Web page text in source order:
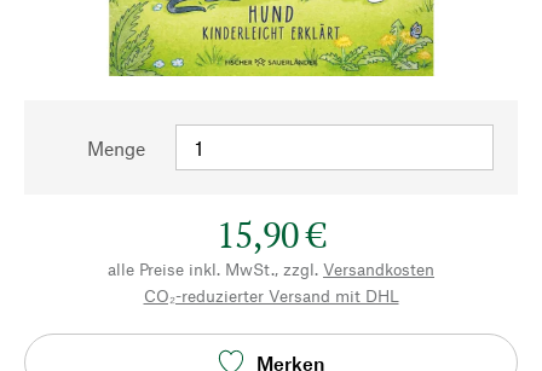
Menge
15,90 €
alle Preise inkl. MwSt., zzgl. Versandkosten
CO₂-reduzierter Versand mit DHL
Merken